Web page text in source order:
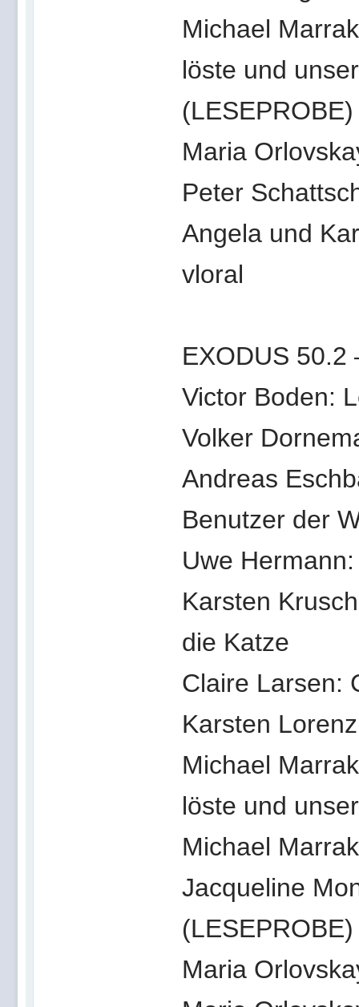
Michael
löste und
(LESEPROBE)
Maria
Peter
Angela und
vloral
EXODUS
Victor Boden:
Volker
Andreas
Benutzer der
Uwe
Karsten
die Katze
Claire Larsen:
Karsten
Michael
löste und
Michael
Jacqueline
(LESEPROBE)
Maria